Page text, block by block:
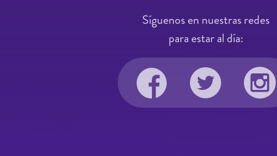
Síguenos en nuestras redes
para estar al día: